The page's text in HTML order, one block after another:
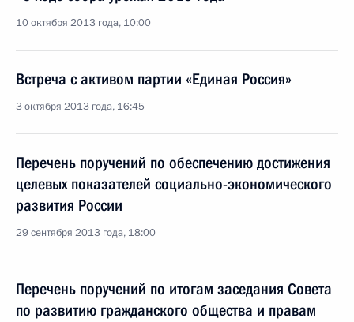
10 октября 2013 года, 10:00
Встреча с активом партии «Единая Россия»
3 октября 2013 года, 16:45
Перечень поручений по обеспечению достижения
целевых показателей социально-экономического
развития России
29 сентября 2013 года, 18:00
Перечень поручений по итогам заседания Совета
по развитию гражданского общества и правам